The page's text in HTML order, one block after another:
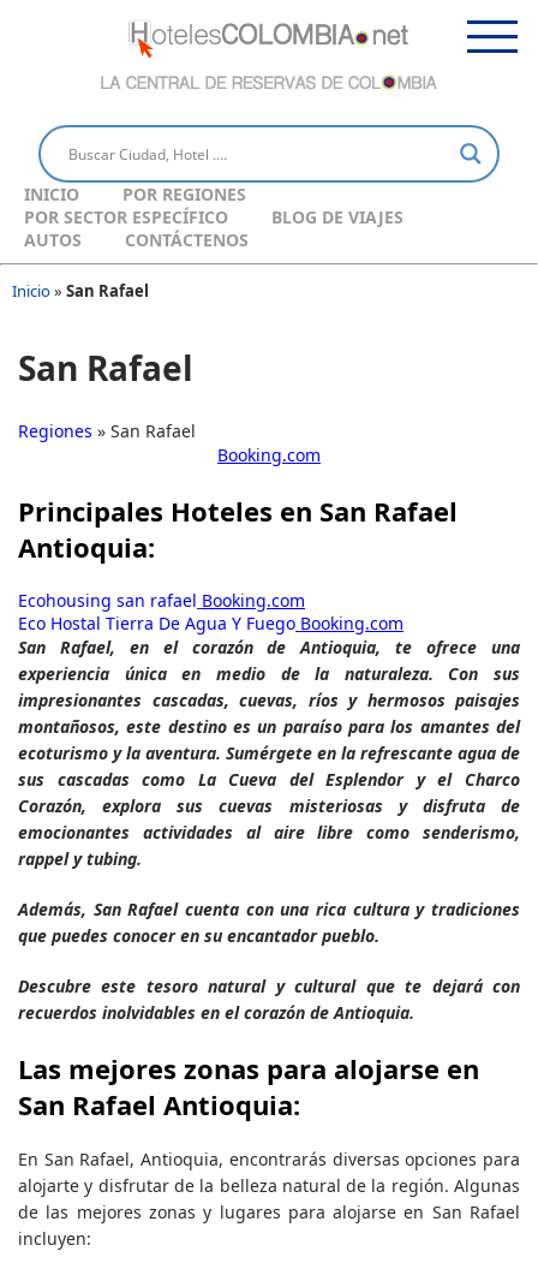
INICIO
POR REGIONES
POR SECTOR ESPECÍFICO
BLOG DE VIAJES
AUTOS
CONTÁCTENOS
Inicio» San Rafael
San Rafael
Regiones » San Rafael
Booking.com
Principales Hoteles en San Rafael
Antioquia:
Ecohousing san rafael Booking.com
Eco Hostal Tierra De Agua Y Fuego Booking.com
San Rafael, en el corazón de Antioquia, te ofrece una
experiencia única en medio de la naturaleza. Con sus
impresionantes cascadas, cuevas, ríos y hermosos paisajes
montañosos, este destino es un paraíso para los amantes del
ecoturismo y la aventura. Sumérgete en la refrescante agua de
sus cascadas como La Cueva del Esplendor y el Charco
Corazón, explora sus cuevas misteriosas y disfruta de
emocionantes actividades al aire libre como senderismo,
rappel y tubing.
Además, San Rafael cuenta con una rica cultura y tradiciones
que puedes conocer en su encantador pueblo.
Descubre este tesoro natural y cultural que te dejará con
recuerdos inolvidables en el corazón de Antioquia.
Las mejores zonas para alojarse en
San Rafael Antioquia:
En San Rafael, Antioquia, encontrarás diversas opciones para
alojarte y disfrutar de la belleza natural de la región. Algunas
de las mejores zonas y lugares para alojarse en San Rafael
incluyen: